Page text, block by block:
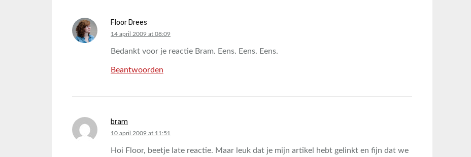
Floor Drees
says:
14 april 2009 at 08:09
Bedankt voor je reactie Bram. Eens. Eens. Eens.
Beantwoorden
bram
says:
10 april 2009 at 11:51
Hoi Floor, beetje late reactie. Maar leuk dat je mijn artikel hebt gelinkt en fijn dat we